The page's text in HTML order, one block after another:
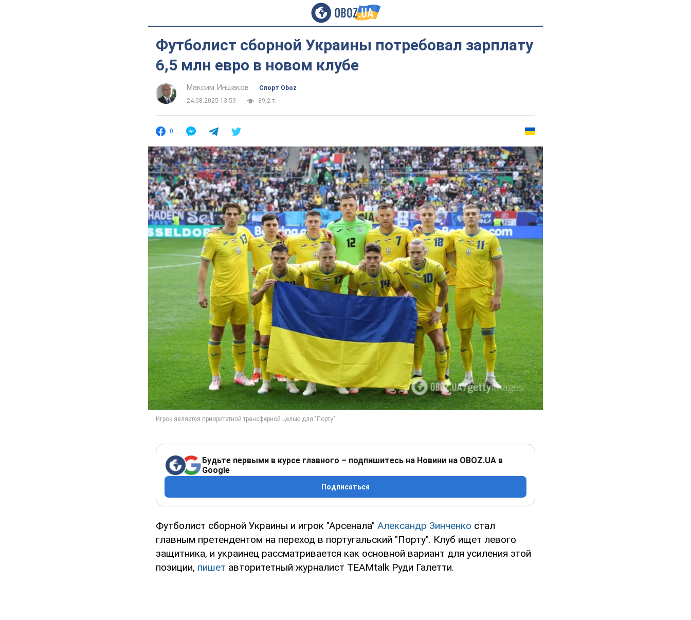
Футболист сборной Украины потребовал зарплату
6,5 млн евро в новом клубе
Максим Иншаков
Спорт Oboz
24.08.2025 13:59
89,2 т.
0
Будьте первыми в курсе главного – подпишитесь на Новини на OBOZ.UA в
Google
Подписаться
Футболист сборной Украины и игрок "Арсенала" Александр Зинченко стал
главным претендентом на переход в португальский "Порту". Клуб ищет левого
защитника, и украинец рассматривается как основной вариант для усиления этой
позиции, пишет авторитетный журналист TEAMtalk Руди Галетти.